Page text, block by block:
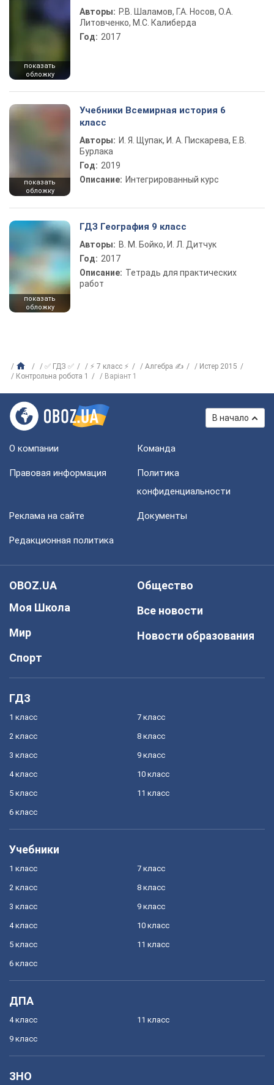
показать
обложку
Авторы: Р.В. Шаламов, Г.А. Носов, О.А.
Литовченко, М.С. Калиберда
Год: 2017
показать
обложку
Учебники Всемирная история 6
класс
Авторы: И. Я. Щупак, И. А. Пискарева, Е.В.
Бурлака
Год: 2019
Описание: Интегрированный курс
показать
обложку
ГДЗ География 9 класс
Авторы: В. М. Бойко, И. Л. Дитчук
Год: 2017
Описание: Тетрадь для практических
работ
✅ ГДЗ ✅ ⚡ 7 класс ⚡ Алгебра ✍
Истер 2015
Контрольна робота 1
Варіант 1
В начало
О компании Команда
Правовая информация
Политика
конфиденциальности
Реклама на сайте Документы
Редакционная политика
OBOZ.UA
Моя Школа
Мир
Спорт
Общество
Все новости
Новости образования
ГДЗ
1 класс
2 класс
3 класс
4 класс
5 класс
6 класс
7 класс
8 класс
9 класс
10 класс
11 класс
Учебники
1 класс
2 класс
3 класс
4 класс
5 класс
6 класс
7 класс
8 класс
9 класс
10 класс
11 класс
ДПА
4 класс
9 класс
11 класс
ЗНО